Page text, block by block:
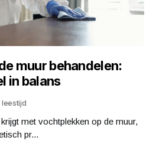
muur behandelen:
in balans
leestijd
met vochtplekken op de muur,
pr...